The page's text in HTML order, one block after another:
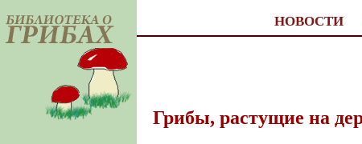
НОВОСТИ
Грибы, растущие на